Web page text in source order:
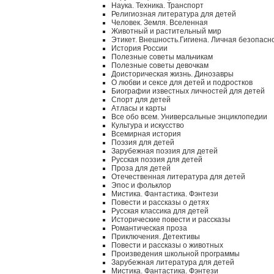
Наука. Техника. Транспорт
Религиозная литература для детей
Человек. Земля. Вселенная
Животный и растительный мир
Этикет. Внешность.Гигиена. Личная
История России
Полезные советы мальчикам
Полезные советы девочкам
Доисторическая жизнь. Динозавры
О любви и сексе для детей и подростков
Биографии известных личностей для детей
Спорт для детей
Атласы и карты
Все обо всем. Универсальные энциклопедии
Культура и искусство
Всемирная история
Поэзия для детей
Зарубежная поэзия для детей
Русская поэзия для детей
Проза для детей
Отечественная литература для детей
Эпос и фольклор
Мистика. Фантастика. Фэнтези
Повести и рассказы о детях
Русская классика для детей
Исторические повести и рассказы
Романтическая проза
Приключения. Детективы
Повести и рассказы о животных
Произведения школьной программы
Зарубежная литература для детей
Мистика. Фантастика. Фэнтези